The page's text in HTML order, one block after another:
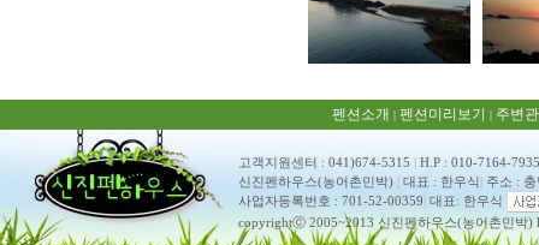
펜션소개 | 펜션미리보기 | 주변
고객지원센터 : 041)674-5315 | H.P : 010-7164-7935
신진펜하우스(농어촌민박) | 대표 : 한우식| 주소 :
사업자등록번호 : 701-52-00359 대표: 한우식
copyrightⓒ 2005~2013 신진펜하우스(농어촌민박)